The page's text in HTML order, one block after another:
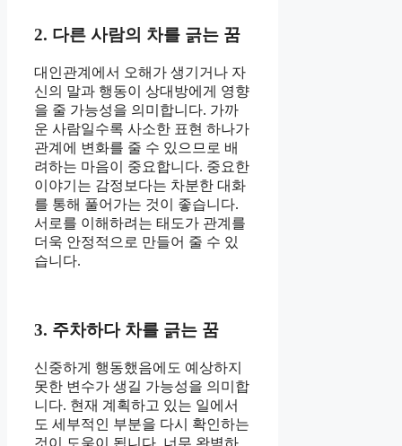
2. 다른 사람의 차를 긁는 꿈
대인관계에서 오해가 생기거나 자
신의 말과 행동이 상대방에게 영향
을 줄 가능성을 의미합니다. 가까
운 사람일수록 사소한 표현 하나가
관계에 변화를 줄 수 있으므로 배
려하는 마음이 중요합니다. 중요한
이야기는 감정보다는 차분한 대화
를 통해 풀어가는 것이 좋습니다.
서로를 이해하려는 태도가 관계를
더욱 안정적으로 만들어 줄 수 있
습니다.
3. 주차하다 차를 긁는 꿈
신중하게 행동했음에도 예상하지
못한 변수가 생길 가능성을 의미합
니다. 현재 계획하고 있는 일에서
도 세부적인 부분을 다시 확인하는
것이 도움이 됩니다. 너무 완벽하